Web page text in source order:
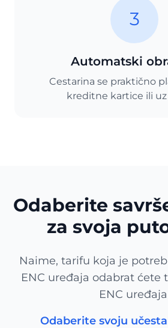
3
Automatski
Cestarina se praktično
kreditne kartice ili uz
Odaberite
za svoja
Naime, tarifu koja je
ENC uređaja odabrat
ENC
Odaberite svoju